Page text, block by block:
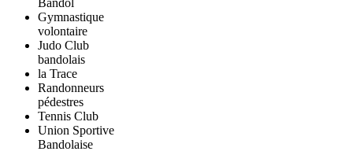
Gymnastique
volontaire
Judo Club
bandolais
la Trace
Randonneurs
pédestres
Tennis Club
Union Sportive
Bandolaise